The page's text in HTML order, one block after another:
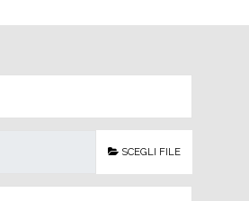
SCEGLI FILE